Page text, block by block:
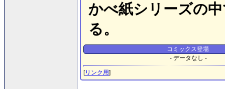
かべ紙シリーズの
る。
コミックス登場
- データなし -
[リンク用]